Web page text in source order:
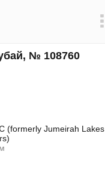
№ 108760
(formerly Jumeirah Lakes